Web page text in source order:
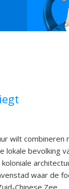
wilt combineren
lokale bevolking
waar de
Chinese Zee.